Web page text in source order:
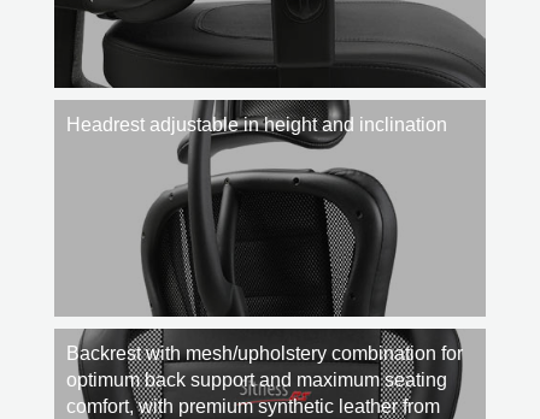
Headrest adjustable in height and inclination
Backrest with mesh/upholstery combination for
optimum back support and maximum seating
comfort, with premium synthetic leather from